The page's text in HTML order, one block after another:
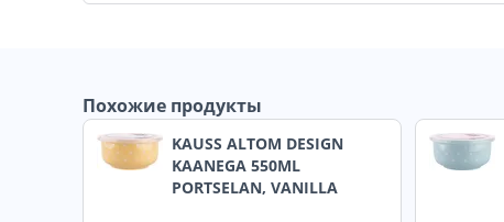
Похожие продукты
KAUSS ALTOM DESIGN
KAANEGA 550ML
PORTSELAN, VANILLA